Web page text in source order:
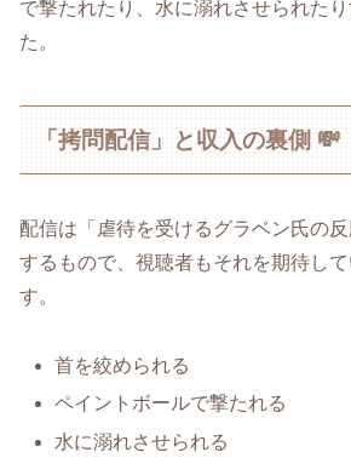
で撃たれたり、水に溺れさせられた
た。
「拷問配信」と収入の裏側 💸
配信は「虐待を受けるグラベン氏の
するもので、視聴者もそれを期待し
す。
首を絞められる
ペイントボールで撃たれる
水に溺れさせられる